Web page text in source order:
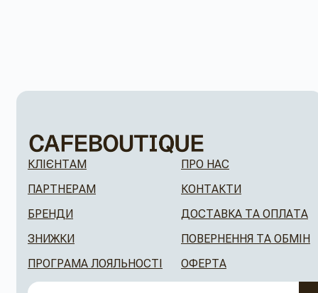
КЛІЄНТАМ
ПАРТНЕРАМ
БРЕНДИ
ЗНИЖКИ
ПРОГРАМА ЛОЯЛЬНОСТІ
ПРО НАС
КОНТАКТИ
ДОСТАВКА ТА ОПЛАТА
ПОВЕРНЕННЯ ТА ОБМІН
ОФЕРТА